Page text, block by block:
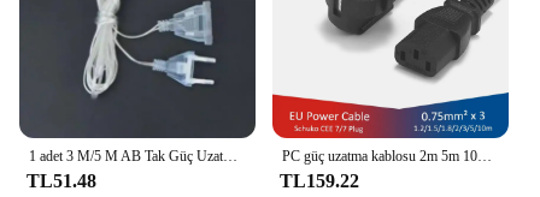
TL51.48
PC güç uzatma kablosu 2m 5m 10m Schuko ab tak IEC C13 güç uzatma kablosu projektör PC bilgisayar monitör yazıcı Sony PS4
TL159.22